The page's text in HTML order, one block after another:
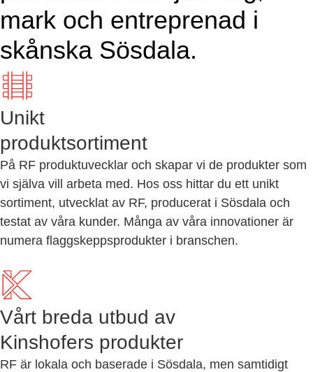
mark och entreprenad i
skånska Sösdala.
Unikt
produktsortiment
På RF produktuvecklar och skapar vi de produkter som
vi själva vill arbeta med. Hos oss hittar du ett unikt
sortiment, utvecklat av RF, producerat i Sösdala och
testat av våra kunder. Många av våra innovationer är
numera flaggskeppsprodukter i branschen.
Vårt breda utbud av
Kinshofers produkter
RF är lokala och baserade i Sösdala, men samtidigt